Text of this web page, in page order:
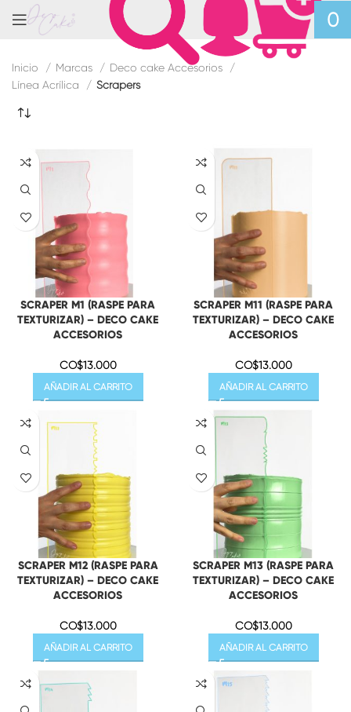
0
Inicio Marcas
Deco cake Accesorios
Línea Acrílica
Scrapers
SCRAPER M1 (RASPE PARA
TEXTURIZAR) – DECO CAKE
ACCESORIOS
CO$13.000
AÑADIR AL CARRITO
SCRAPER M11 (RASPE PARA
TEXTURIZAR) – DECO CAKE
ACCESORIOS
CO$13.000
AÑADIR AL CARRITO
SCRAPER M12 (RASPE PARA
TEXTURIZAR) – DECO CAKE
ACCESORIOS
CO$13.000
AÑADIR AL CARRITO
SCRAPER M13 (RASPE PARA
TEXTURIZAR) – DECO CAKE
ACCESORIOS
CO$13.000
AÑADIR AL CARRITO